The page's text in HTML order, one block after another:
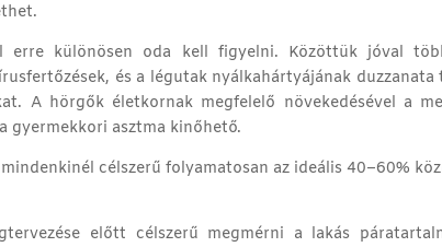
erre különösen oda kell figyelni. Közöttük jóval
és a légutak nyálkahártyájának
A hörgők életkornak megfelelő növekedésével a
gyermekkori asztma kinőhető.
célszerű folyamatosan az ideális 40–60%
előtt célszerű megmérni a lakás